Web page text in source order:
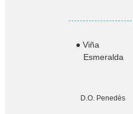
● Viña
Esmeralda
D.O. Penedès